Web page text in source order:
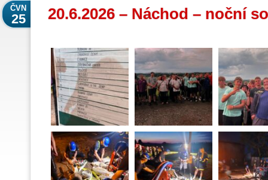
20.6.2026 – Náchod – noční
ČVN
25